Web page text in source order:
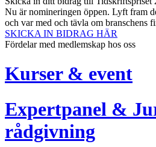
Nu är nomineringen öppen. Lyft fram
och var med och tävla om branschens
SKICKA IN BIDRAG HÄR
Fördelar med medlemskap hos oss
Kurser & event
Expertpanel &
rådgivning